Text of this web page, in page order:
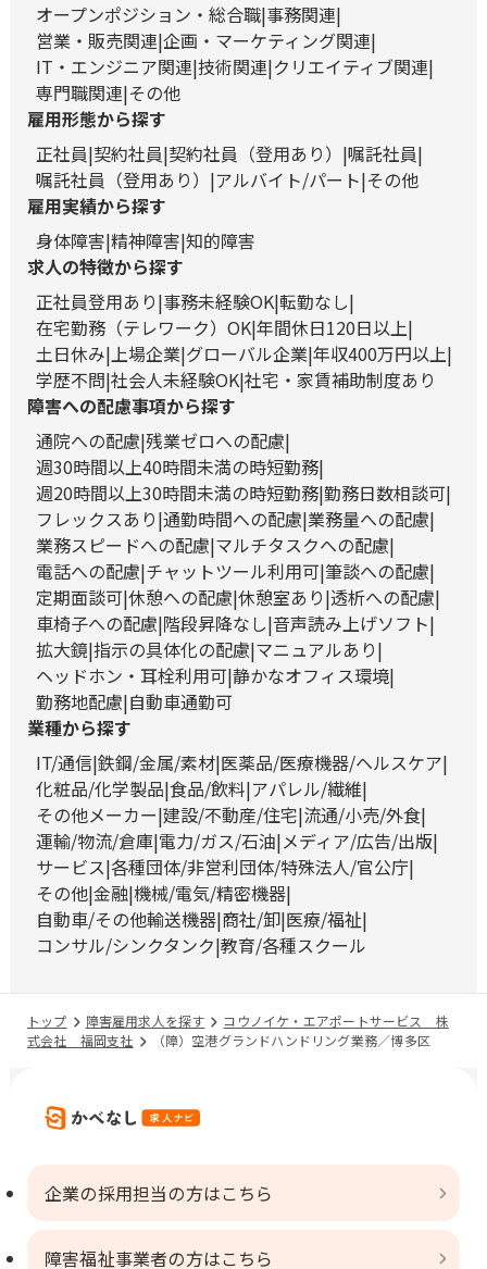
オープンポジション・総合職 事務関連
営業・販売関連 企画・マーケティング関連
IT・エンジニア関連 技術関連 クリエイティブ関連
専門職関連 その他
雇用形態から探す
正社員 契約社員 契約社員（登用あり）
嘱託社員
嘱託社員（登用あり）
アルバイト/パート その他
雇用実績から探す
身体障害 精神障害 知的障害
求人の特徴から探す
正社員登用あり 事務未経験OK 転勤なし
在宅勤務（テレワーク）OK 年間休日120日以上
土日休み 上場企業 グローバル企業 年収400万円以上
学歴不問 社会人未経験OK 社宅・家賃補助制度あり
障害への配慮事項から探す
通院への配慮 残業ゼロへの配慮
週30時間以上40時間未満の時短勤務
週20時間以上30時間未満の時短勤務 勤務日数相談可
フレックスあり 通勤時間への配慮 業務量への配慮
業務スピードへの配慮 マルチタスクへの配慮
電話への配慮 チャットツール利用可 筆談への配慮
定期面談可 休憩への配慮 休憩室あり 透析への配慮
車椅子への配慮 階段昇降なし 音声読み上げソフト
拡大鏡 指示の具体化の配慮 マニュアルあり
ヘッドホン・耳栓利用可 静かなオフィス環境
勤務地配慮 自動車通勤可
業種から探す
IT/通信 鉄鋼/金属/素材 医薬品/医療機器/ヘルスケア
化粧品/化学製品 食品/飲料 アパレル/繊維
その他メーカー 建設/不動産/住宅 流通/小売/外食
運輸/物流/倉庫 電力/ガス/石油 メディア/広告/出版
サービス 各種団体/非営利団体/特殊法人/官公庁
その他 金融 機械/電気/精密機器
自動車/その他輸送機器 商社/卸 医療/福祉
コンサル/シンクタンク 教育/各種スクール
トップ 障害雇用求人を探す
コウノイケ・エアポートサービス 株
式会社 福岡支社
（障）空港グランドハンドリング業務／博多区
企業の採用担当の方はこちら
障害福祉事業者の方はこちら